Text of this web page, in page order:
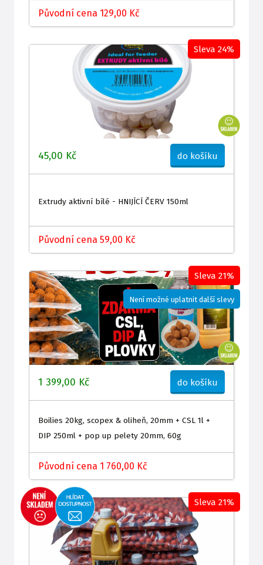
Původní cena 129,00 Kč
45,00 Kč do košíku
Extrudy aktivní bílé - HNIJÍCÍ ČERV 150ml
Původní cena 59,00 Kč
Sleva 24%
1 399,00 Kč do košíku
Boilies 20kg, scopex & oliheň, 20mm + CSL 1l +
DIP 250ml + pop up pelety 20mm, 60g
Původní cena 1 760,00 Kč
Sleva 21%
Není možné uplatnit další slevy
Sleva 21%